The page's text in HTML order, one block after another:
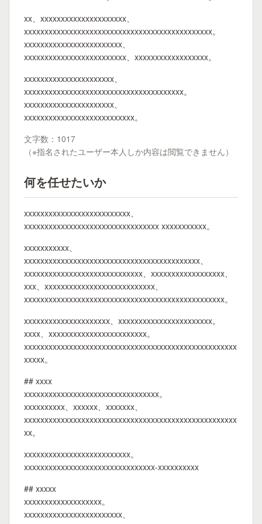
xx、xxxxxxxxxxxxxxxxxxxxx、
xxxxxxxxxxxxxxxxxxxxxxxxxxxxxxxxxxxxxxxxxxxxxx。
xxxxxxxxxxxxxxxxxxxxxxxx、
xxxxxxxxxxxxxxxxxxxxxxxxx、xxxxxxxxxxxxxxxxxx。
xxxxxxxxxxxxxxxxxxxxxx、
xxxxxxxxxxxxxxxxxxxxxxxxxxxxxxxxxxxxxxx。
xxxxxxxxxxxxxxxxxxxxxx、
xxxxxxxxxxxxxxxxxxxxxxxxxxx。
文字数：1017
（※指名されたユーザー本人しか内容は閲覧できません）
何を任せたいか
xxxxxxxxxxxxxxxxxxxxxxxxxx、
xxxxxxxxxxxxxxxxxxxxxxxxxxxxxxxxx xxxxxxxxxxx。
xxxxxxxxxxx、
xxxxxxxxxxxxxxxxxxxxxxxxxxxxxxxxxxxxxxxxxxx、
xxxxxxxxxxxxxxxxxxxxxxxxxxxxx、xxxxxxxxxxxxxxxxxx、
xxx、xxxxxxxxxxxxxxxxxxxxxxxxxxx、
xxxxxxxxxxxxxxxxxxxxxxxxxxxxxxxxxxxxxxxxxxxxxxxxx。
xxxxxxxxxxxxxxxxxxxxx、xxxxxxxxxxxxxxxxxxxxxxx。
xxxx、xxxxxxxxxxxxxxxxxxxxxxxx。
xxxxxxxxxxxxxxxxxxxxxxxxxxxxxxxxxxxxxxxxxxxxxxxxxxxx
xxxxx。
## xxxx
xxxxxxxxxxxxxxxxxxxxxxxxxxxxxxxxx。
xxxxxxxxxx、xxxxxx、xxxxxxx、
xxxxxxxxxxxxxxxxxxxxxxxxxxxxxxxxxxxxxxxxxxxxxxxxxxxx
xx。
xxxxxxxxxxxxxxxxxxxxxxxxxx。
xxxxxxxxxxxxxxxxxxxxxxxxxxxxxxxx-xxxxxxxxxx
## xxxxx
xxxxxxxxxxxxxxxxxxx。
xxxxxxxxxxxxxxxxxxxxxxxx、